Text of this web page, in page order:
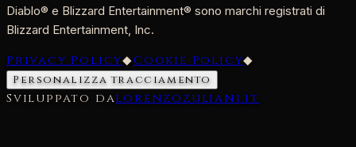
Diablo® e Blizzard Entertainment® sono marchi registrati di
Blizzard Entertainment, Inc.
Privacy Policy◆Cookie Policy◆
Personalizza tracciamento
Sviluppato dalorenzozuliani.it